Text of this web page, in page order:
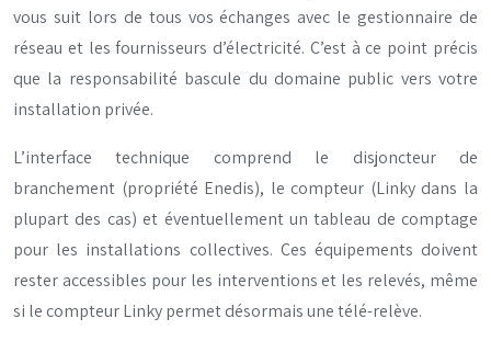
vous suit lors de tous vos échanges avec le gestionnaire de
réseau et les fournisseurs d’électricité. C’est à ce point précis
que la responsabilité bascule du domaine public vers votre
installation privée.
L’interface technique comprend le disjoncteur de
branchement (propriété Enedis), le compteur (Linky dans la
plupart des cas) et éventuellement un tableau de comptage
pour les installations collectives. Ces équipements doivent
rester accessibles pour les interventions et les relevés, même
si le compteur Linky permet désormais une télé-relève.